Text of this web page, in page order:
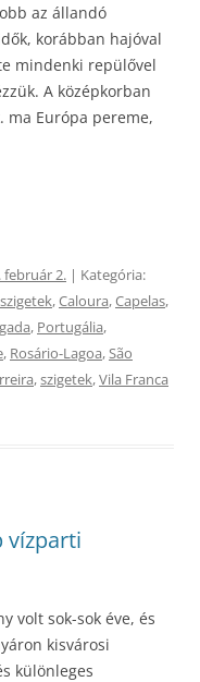
az állandó
korábban hajóval
mindenki repülővel
A középkorban
ma Európa pereme,
február 2. | Kategória:
,Caloura,Capelas,
, Portugália,
, Rosário-Lagoa,São
,szigetek,Vila Franca
vízparti
volt sok-sok éve, és
kisvárosi
különleges